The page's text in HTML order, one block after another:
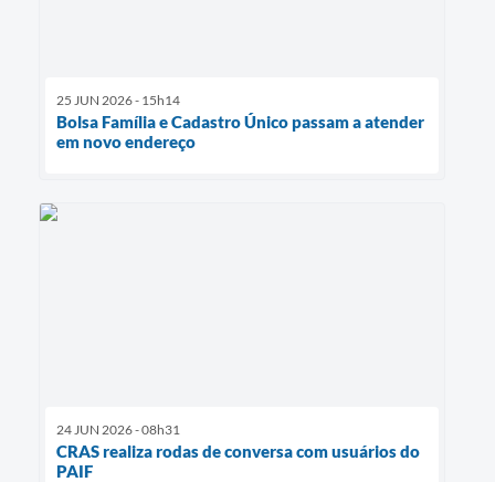
25 JUN 2026 - 15h14
Bolsa Família e Cadastro Único passam a atender
em novo endereço
24 JUN 2026 - 08h31
CRAS realiza rodas de conversa com usuários do
PAIF